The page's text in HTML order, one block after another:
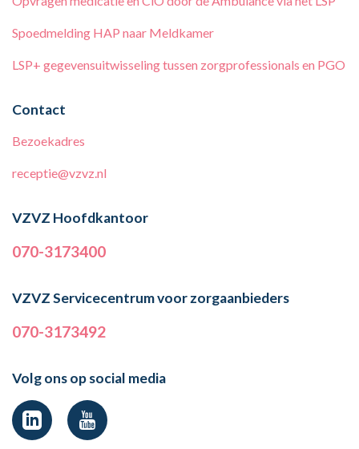
Spoedmelding HAP naar Meldkamer
LSP+ gegevensuitwisseling tussen zorgprofessionals en PGO
Contact
Bezoekadres
receptie@vzvz.nl
VZVZ Hoofdkantoor
070-3173400
VZVZ Servicecentrum voor zorgaanbieders
070-3173492
Volg ons op social media